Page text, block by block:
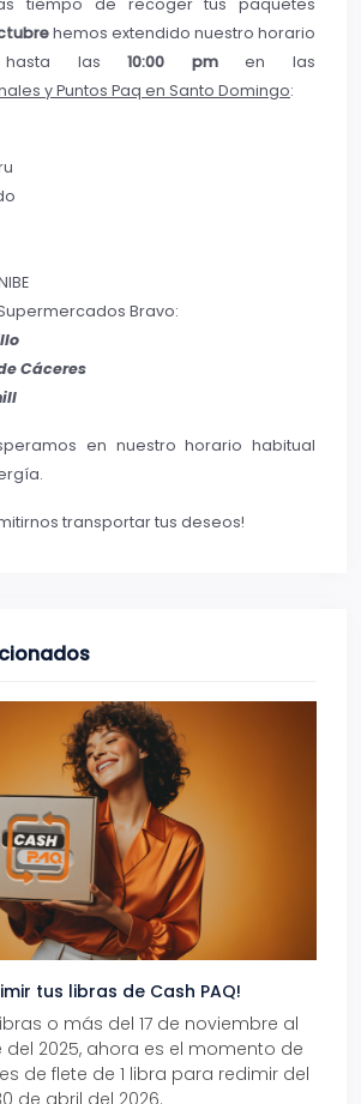
hemos extendido nuestro horario
hasta las10:00 pmen las
y Puntos Paq en Santo Domingo:
Bravo:
Cáceres
en nuestro horario habitual
transportar tus deseos!
tus libras de Cash PAQ!
o más del 17 de noviembre al
del 2025, ahora es el momento de
de flete de 1 libra para redimir del
de abril del 2026.